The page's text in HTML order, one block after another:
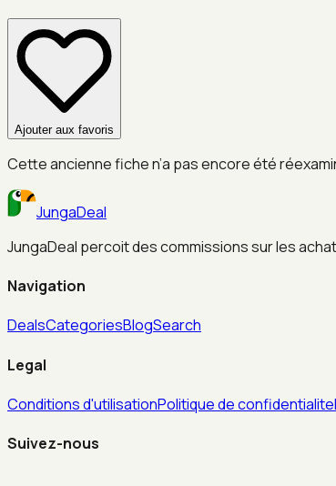
Ajouter aux favoris
Cette ancienne fiche n’a pas encore été
JungaDeal
JungaDeal percoit des commissions sur les
Navigation
DealsCategoriesBlogSearch
Legal
Conditions d'utilisationPolitique de confidentialite
Suivez-nous